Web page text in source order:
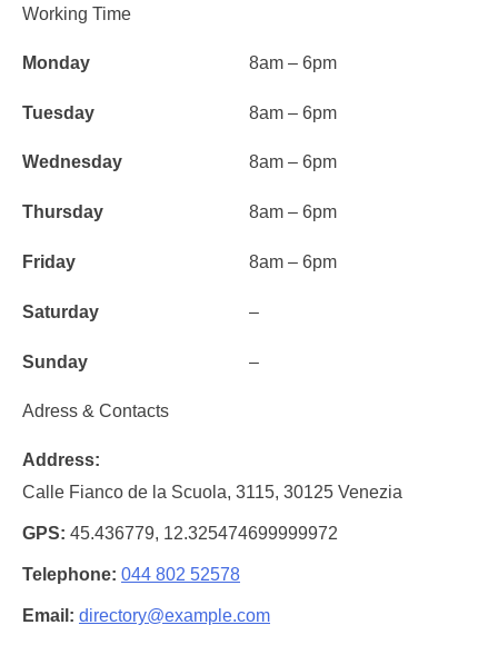
Working Time
Monday 8am – 6pm
Tuesday 8am – 6pm
Wednesday 8am – 6pm
Thursday 8am – 6pm
Friday 8am – 6pm
Saturday –
Sunday –
Adress & Contacts
Address
Calle Fianco de la Scuola, 3115, 30125 Venezia
GPS 45.436779, 12.325474699999972
Telephone 044 802 52578
Email directory@example.com